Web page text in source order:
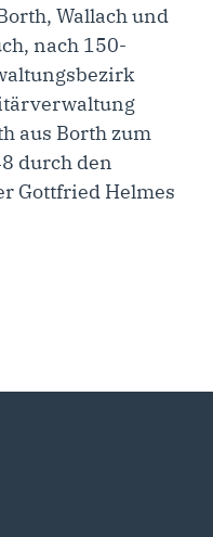
Wallach und
nach 150-
aus Borth zum
durch den
Gottfried Helmes